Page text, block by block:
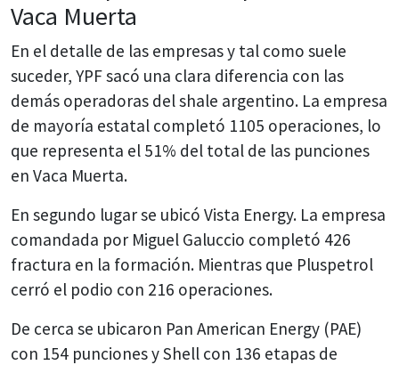
Vaca Muerta
En el detalle de las empresas y tal como suele
suceder, YPF sacó una clara diferencia con las
demás operadoras del shale argentino. La empresa
de mayoría estatal completó 1105 operaciones, lo
que representa el 51% del total de las punciones
en Vaca Muerta.
En segundo lugar se ubicó Vista Energy. La empresa
comandada por Miguel Galuccio completó 426
fractura en la formación. Mientras que Pluspetrol
cerró el podio con 216 operaciones.
De cerca se ubicaron Pan American Energy (PAE)
con 154 punciones y Shell con 136 etapas de